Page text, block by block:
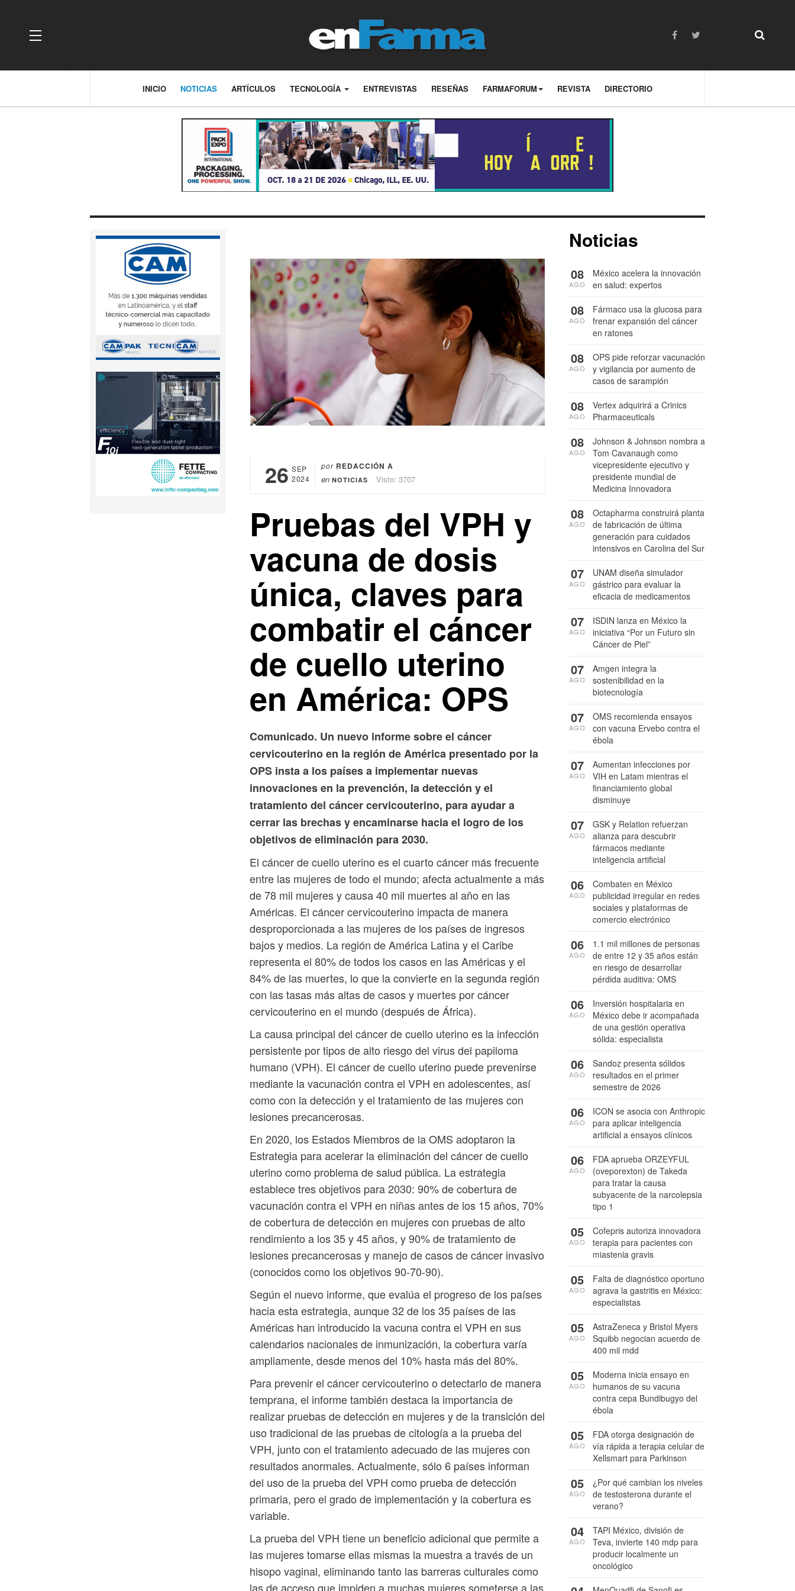
OFF CANVAS
INICIO NOTICIAS ARTÍCULOS TECNOLOGÍA ENTREVISTAS RESEÑAS FARMAFORUM REVISTA DIRECTORIO
26 SEP
2024
por REDACCIÓN A
en NOTICIAS Visto: 3707
Pruebas del VPH y
vacuna de dosis
única, claves para
combatir el cáncer
de cuello uterino
en América: OPS
Comunicado. Un nuevo informe sobre el cáncer
cervicouterino en la región de América presentado por la
OPS insta a los países a implementar nuevas
innovaciones en la prevención, la detección y el
tratamiento del cáncer cervicouterino, para ayudar a
cerrar las brechas y encaminarse hacia el logro de los
objetivos de eliminación para 2030.
El cáncer de cuello uterino es el cuarto cáncer más frecuente
entre las mujeres de todo el mundo; afecta actualmente a más
de 78 mil mujeres y causa 40 mil muertes al año en las
Américas. El cáncer cervicouterino impacta de manera
desproporcionada a las mujeres de los países de ingresos
bajos y medios. La región de América Latina y el Caribe
representa el 80% de todos los casos en las Américas y el
84% de las muertes, lo que la convierte en la segunda región
con las tasas más altas de casos y muertes por cáncer
cervicouterino en el mundo (después de África).
La causa principal del cáncer de cuello uterino es la infección
persistente por tipos de alto riesgo del virus del papiloma
humano (VPH). El cáncer de cuello uterino puede prevenirse
mediante la vacunación contra el VPH en adolescentes, así
como con la detección y el tratamiento de las mujeres con
lesiones precancerosas.
En 2020, los Estados Miembros de la OMS adoptaron la
Estrategia para acelerar la eliminación del cáncer de cuello
uterino como problema de salud pública. La estrategia
establece tres objetivos para 2030: 90% de cobertura de
vacunación contra el VPH en niñas antes de los 15 años, 70%
de cobertura de detección en mujeres con pruebas de alto
rendimiento a los 35 y 45 años, y 90% de tratamiento de
lesiones precancerosas y manejo de casos de cáncer invasivo
(conocidos como los objetivos 90-70-90).
Según el nuevo informe, que evalúa el progreso de los países
hacia esta estrategia, aunque 32 de los 35 países de las
Américas han introducido la vacuna contra el VPH en sus
calendarios nacionales de inmunización, la cobertura varía
ampliamente, desde menos del 10% hasta más del 80%.
Para prevenir el cáncer cervicouterino o detectarlo de manera
temprana, el informe también destaca la importancia de
realizar pruebas de detección en mujeres y de la transición del
uso tradicional de las pruebas de citología a la prueba del
VPH, junto con el tratamiento adecuado de las mujeres con
resultados anormales. Actualmente, sólo 6 países informan
del uso de la prueba del VPH como prueba de detección
primaria, pero el grado de implementación y la cobertura es
variable.
La prueba del VPH tiene un beneficio adicional que permite a
las mujeres tomarse ellas mismas la muestra a través de un
hisopo vaginal, eliminando tanto las barreras culturales como
las de acceso que impiden a muchas mujeres someterse a las
Noticias
México acelera la innovación
en salud: expertos
08
AGO
Fármaco usa la glucosa para
frenar expansión del cáncer
en ratones
08
AGO
OPS pide reforzar vacunación
y vigilancia por aumento de
casos de sarampión
08
AGO
Vertex adquirirá a Crinics
Pharmaceuticals
08
AGO
Johnson & Johnson nombra a
Tom Cavanaugh como
vicepresidente ejecutivo y
presidente mundial de
Medicina Innovadora
08
AGO
Octapharma construirá planta
de fabricación de última
generación para cuidados
intensivos en Carolina del Sur
08
AGO
UNAM diseña simulador
gástrico para evaluar la
eficacia de medicamentos
07
AGO
ISDIN lanza en México la
iniciativa “Por un Futuro sin
Cáncer de Piel”
07
AGO
Amgen integra la
sostenibilidad en la
biotecnología
07
AGO
OMS recomienda ensayos
con vacuna Ervebo contra el
ébola
07
AGO
Aumentan infecciones por
VIH en Latam mientras el
financiamiento global
disminuye
07
AGO
GSK y Relation refuerzan
alianza para descubrir
fármacos mediante
inteligencia artificial
07
AGO
Combaten en México
publicidad irregular en redes
sociales y plataformas de
comercio electrónico
06
AGO
1.1 mil millones de personas
de entre 12 y 35 años están
en riesgo de desarrollar
pérdida auditiva: OMS
06
AGO
Inversión hospitalaria en
México debe ir acompañada
de una gestión operativa
sólida: especialista
06
AGO
Sandoz presenta sólidos
resultados en el primer
semestre de 2026
06
AGO
ICON se asocia con Anthropic
para aplicar inteligencia
artificial a ensayos clínicos
06
AGO
FDA aprueba ORZEYFUL
(oveporexton) de Takeda
para tratar la causa
subyacente de la narcolepsia
tipo 1
06
AGO
Cofepris autoriza innovadora
terapia para pacientes con
miastenia gravis
05
AGO
Falta de diagnóstico oportuno
agrava la gastritis en México:
especialistas
05
AGO
AstraZeneca y Bristol Myers
Squibb negocian acuerdo de
400 mil mdd
05
AGO
Moderna inicia ensayo en
humanos de su vacuna
contra cepa Bundibugyo del
ébola
05
AGO
FDA otorga designación de
vía rápida a terapia celular de
Xellsmart para Parkinson
05
AGO
¿Por qué cambian los niveles
de testosterona durante el
verano?
05
AGO
TAPI México, división de
Teva, invierte 140 mdp para
producir localmente un
oncológico
04
AGO